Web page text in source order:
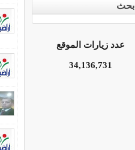
ابحث
عدد زيارات الموقع
34,136,731